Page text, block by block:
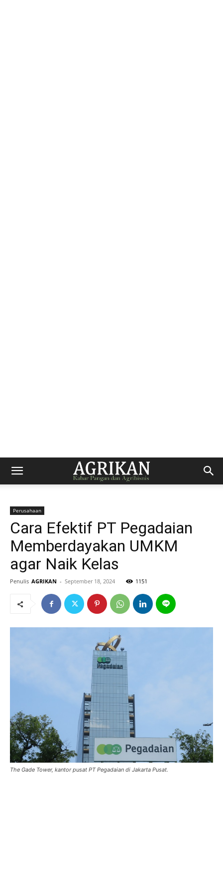
Perusahaan
Cara Efektif PT Pegadaian
Memberdayakan UMKM
agar Naik Kelas
Penulis AGRIKAN - September 18, 2024 1151
The Gade Tower, kantor pusat PT Pegadaian di Jakarta Pusat.